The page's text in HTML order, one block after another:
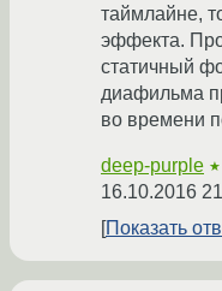
таймлайне,
эффекта.
статичный
диафильма
во времени
deep-purple
16.10.2016
Показать